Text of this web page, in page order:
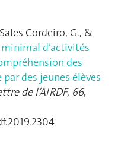
Cordeiro, G., &
d’activités
des
des jeunes élèves
de l’AIRDF, 66,